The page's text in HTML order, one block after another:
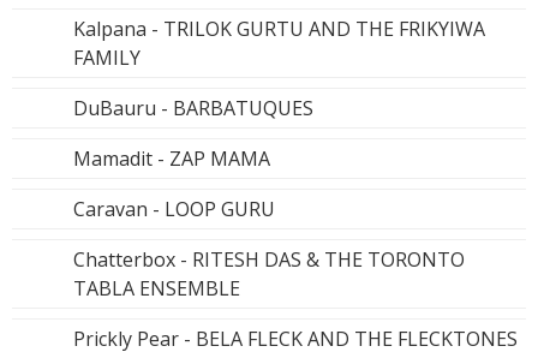
Kalpana - TRILOK GURTU AND THE FRIKYIWA
FAMILY
DuBauru - BARBATUQUES
Mamadit - ZAP MAMA
Caravan - LOOP GURU
Chatterbox - RITESH DAS & THE TORONTO
TABLA ENSEMBLE
Prickly Pear - BELA FLECK AND THE FLECKTONES